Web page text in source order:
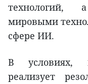
мировыми
сфере ИИ.
В условиях,
реализует